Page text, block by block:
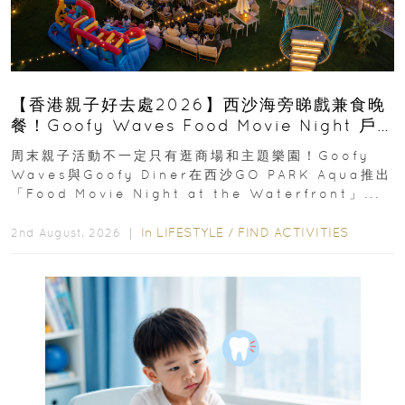
【香港親子好去處2026】西沙海旁睇戲兼食晚
餐！Goofy Waves Food Movie Night 戶
外影院逢週末登場
周末親子活動不一定只有逛商場和主題樂園！Goofy
Waves與Goofy Diner在西沙GO PARK Aqua推出
「Food Movie Night at the Waterfront」...
2nd August, 2026 ｜ In LIFESTYLE / FIND ACTIVITIES